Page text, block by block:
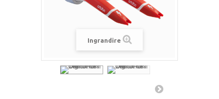
Ingrandire